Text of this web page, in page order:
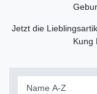
Jetzt die
Kung